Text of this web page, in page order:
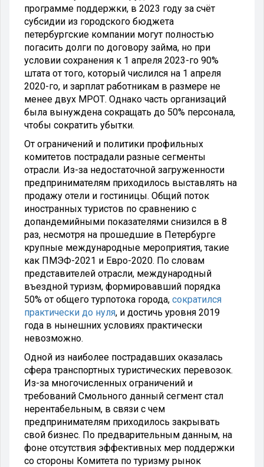
программе поддержки, в 2023 году за счёт
субсидии из городского бюджета
петербургские компании могут полностью
погасить долги по договору займа, но при
условии сохранения к 1 апреля 2023-го 90%
штата от того, который числился на 1 апреля
2020-го, и зарплат работникам в размере не
менее двух МРОТ. Однако часть организаций
была вынуждена сокращать до 50% персонала,
чтобы сократить убытки.
От ограничений и политики профильных
комитетов пострадали разные сегменты
отрасли. Из-за недостаточной загруженности
предпринимателям приходилось выставлять на
продажу отели и гостиницы. Общий поток
иностранных туристов по сравнению с
допандемийными показателями снизился в 8
раз, несмотря на прошедшие в Петербурге
крупные международные мероприятия, такие
как ПМЭФ-2021 и Евро-2020. По словам
представителей отрасли, международный
въездной туризм, формировавший порядка
50% от общего турпотока города, сократился
практически до нуля, и достичь уровня 2019
года в нынешних условиях практически
невозможно.
Одной из наиболее пострадавших оказалась
сфера транспортных туристических перевозок.
Из-за многочисленных ограничений и
требований Смольного данный сегмент стал
нерентабельным, в связи с чем
предпринимателям приходилось закрывать
свой бизнес. По предварительным данным, на
фоне отсутствия эффективных мер поддержки
со стороны Комитета по туризму рынок